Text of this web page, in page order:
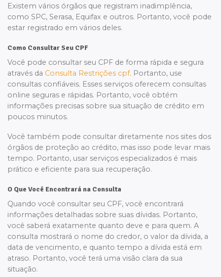
Existem vários órgãos que registram inadimplência,
como SPC, Serasa, Equifax e outros. Portanto, você pode
estar registrado em vários deles.
Como Consultar Seu CPF
Você pode consultar seu CPF de forma rápida e segura
através da Consulta Restrições cpf. Portanto, use
consultas confiáveis. Esses serviços oferecem consultas
online seguras e rápidas. Portanto, você obtém
informações precisas sobre sua situação de crédito em
poucos minutos.
Você também pode consultar diretamente nos sites dos
órgãos de proteção ao crédito, mas isso pode levar mais
tempo. Portanto, usar serviços especializados é mais
prático e eficiente para sua recuperação.
O Que Você Encontrará na Consulta
Quando você consultar seu CPF, você encontrará
informações detalhadas sobre suas dívidas. Portanto,
você saberá exatamente quanto deve e para quem. A
consulta mostrará o nome do credor, o valor da dívida, a
data de vencimento, e quanto tempo a dívida está em
atraso. Portanto, você terá uma visão clara da sua
situação.